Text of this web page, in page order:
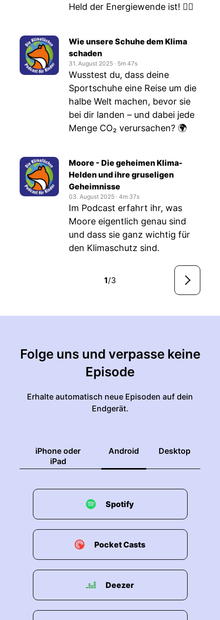
Held der Energiewende ist! 🦸‍♂️
Wie unsere Schuhe dem Klima
schaden
31. August 2025 ‧ 5m 47s
Wusstest du, dass deine
Sportschuhe eine Reise um die
halbe Welt machen, bevor sie
bei dir landen – und dabei jede
Menge CO₂ verursachen? 🌍
Moore - Die geheimen Klima-
Helden und ihre gruseligen
Geheimnisse
03. August 2025 ‧ 4m 37s
Im Podcast erfahrt ihr, was
Moore eigentlich genau sind
und dass sie ganz wichtig für
den Klimaschutz sind.
1/3
Folge uns und verpasse keine
Episode
Erhalte automatisch neue Episoden auf dein
Endgerät.
iPhone oder
iPad
Android Desktop
Spotify
Pocket Casts
Deezer